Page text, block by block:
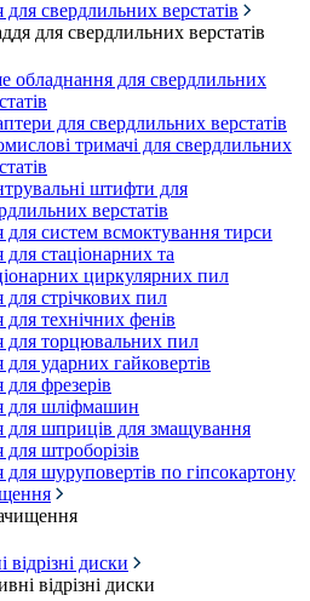
свердлильних верстатів
для свердлильних верстатів
обладнання для свердлильних
для свердлильних верстатів
тримачі для свердлильних
штифти для
верстатів
систем всмоктування тирси
стаціонарних та
циркулярних пил
стрічкових пил
технічних фенів
для торцювальних пил
ударних гайковертів
фрезерів
для шліфмашин
для шприців для змащування
штроборізів
шуруповертів по гіпсокартону
відрізні диски
відрізні диски